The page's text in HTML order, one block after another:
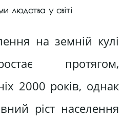
людства у світі
на земній кулі
протягом,
2000 років, однак
ріст населення